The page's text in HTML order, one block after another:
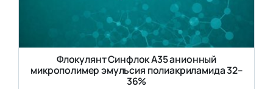
Флокулянт Синфлок А35 анионный
микрополимер эмульсия полиакриламида 32–
36%